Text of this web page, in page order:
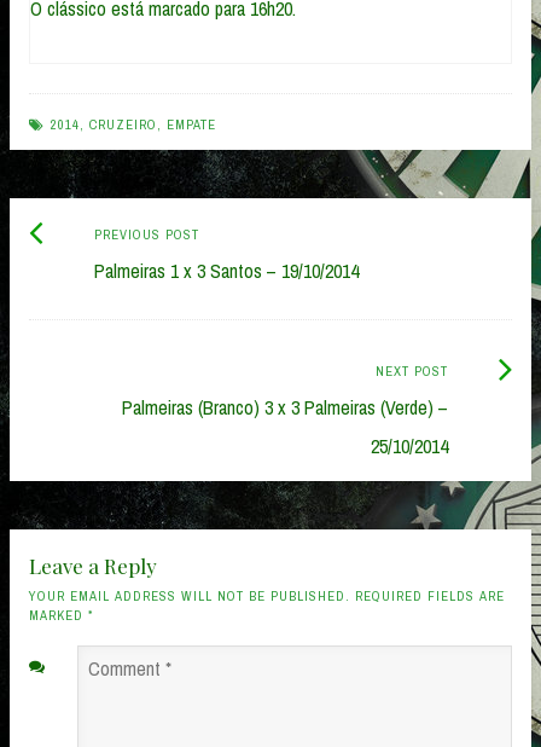
O clássico está marcado para 16h20.
2014, CRUZEIRO , EMPATE
Post
navigation
PREVIOUS POSTPrevious
post:
Palmeiras 1 x 3 Santos – 19/10/2014
NEXT POST
Palmeiras (Branco) 3 x 3 Palmeiras (Verde) –
25/10/2014
Next
Leave a Reply
YOUR EMAIL ADDRESS WILL NOT BE PUBLISHED. REQUIRED FIELDS ARE
MARKED *
Comment